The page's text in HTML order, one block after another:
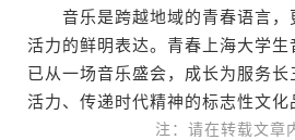
音乐是跨越地域的青春语言，
活力的鲜明表达。青春上海大学生
已从一场音乐盛会，成长为服务
活力、传递时代精神的标志性文化
注：请在转载文